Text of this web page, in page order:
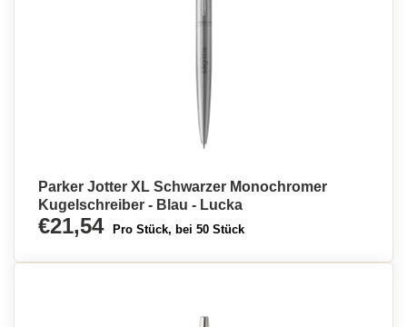
Parker Jotter XL Schwarzer Monochromer
Kugelschreiber - Blau - Lucka
€21,54 Pro Stück, bei 50 Stück